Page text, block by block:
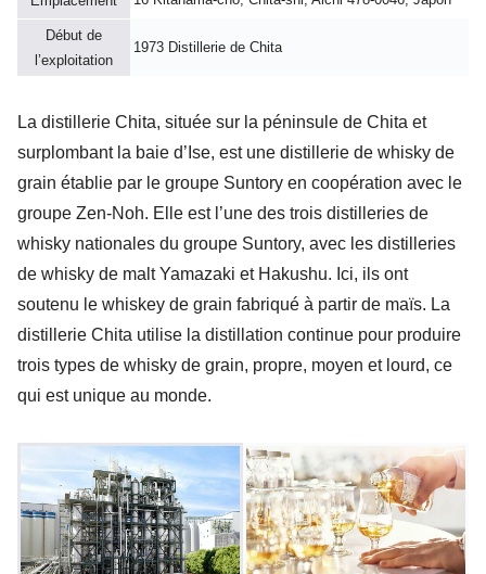
Début de
l’exploitation
1973 Distillerie de Chita
La distillerie Chita, située sur la péninsule de Chita et
surplombant la baie d’Ise, est une distillerie de whisky de
grain établie par le groupe Suntory en coopération avec le
groupe Zen-Noh. Elle est l’une des trois distilleries de
whisky nationales du groupe Suntory, avec les distilleries
de whisky de malt Yamazaki et Hakushu. Ici, ils ont
soutenu le whiskey de grain fabriqué à partir de maïs. La
distillerie Chita utilise la distillation continue pour produire
trois types de whisky de grain, propre, moyen et lourd, ce
qui est unique au monde.